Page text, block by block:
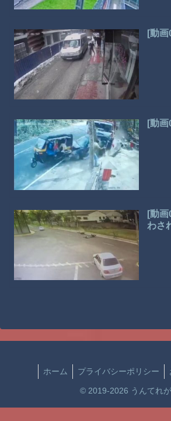
[動画
[動画
[動画
わさ
ホーム プライバシーポリシー
© 2019-2026 うんてれが